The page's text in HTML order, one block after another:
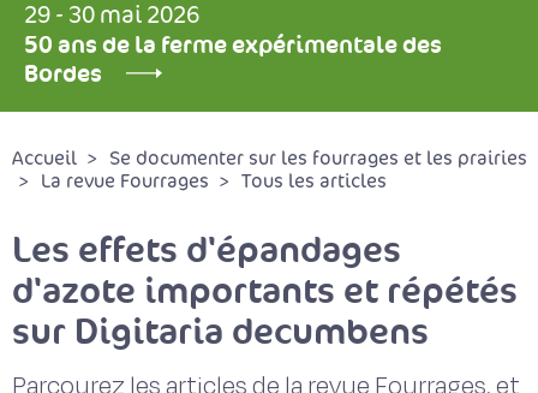
29 - 30 mai 2026
50 ans de la ferme expérimentale des
Bordes
Accueil
Se documenter sur les fourrages et les prairies
La revue Fourrages
Tous les articles
Les effets d'épandages
d'azote importants et répétés
sur Digitaria decumbens